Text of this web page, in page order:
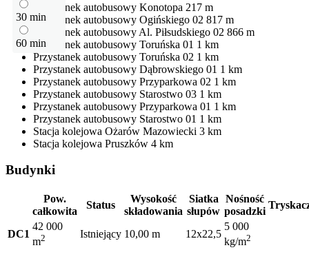
30 min
60 min
Przystanek autobusowy Konotopa 217 m
Przystanek autobusowy Ogińskiego 02 817 m
Przystanek autobusowy Al. Piłsudskiego 02 866 m
Przystanek autobusowy Toruńska 01 1 km
Przystanek autobusowy Toruńska 02 1 km
Przystanek autobusowy Dąbrowskiego 01 1 km
Przystanek autobusowy Przyparkowa 02 1 km
Przystanek autobusowy Starostwo 03 1 km
Przystanek autobusowy Przyparkowa 01 1 km
Przystanek autobusowy Starostwo 01 1 km
Stacja kolejowa Ożarów Mazowiecki 3 km
Stacja kolejowa Pruszków 4 km
Budynki
Pow.
całkowita
Status
Wysokość
składowania
Siatka
słupów
Nośność
posadzki
DC1
42 000
m2 Istniejący 10,00 m 12x22,5
5 000
kg/m2